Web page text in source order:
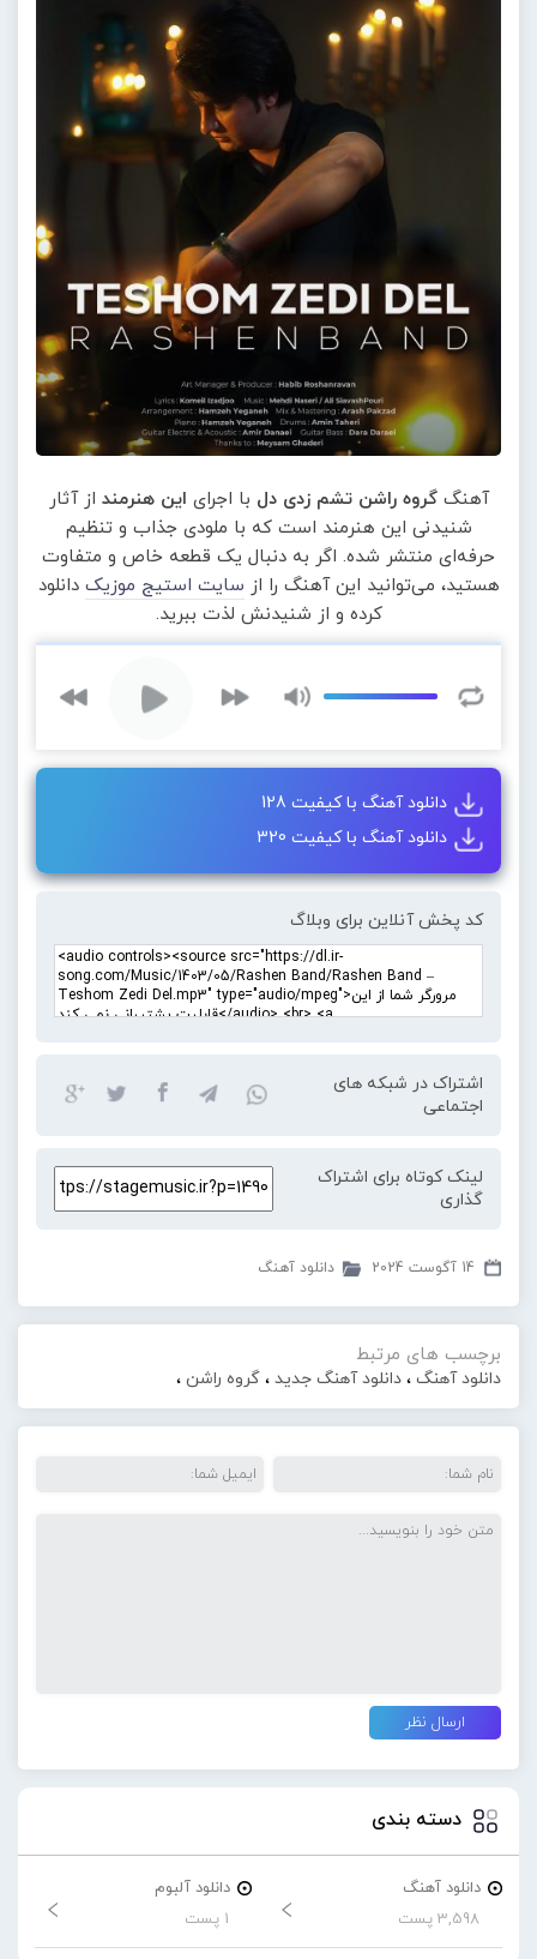
آهنگگروه راشن تشم زدی دل با اجرای این هنرمند از آثار
شنیدنی این هنرمند است که با ملودی جذاب و تنظیم
حرفه‌ای منتشر شده. اگر به دنبال یک قطعه خاص و متفاوت
هستید، می‌توانید این آهنگ را از سایت استیج موزیک دانلود
کرده و از شنیدنش لذت ببرید.
دانلود آهنگ با کیفیت 128
دانلود آهنگ با کیفیت 320
کد پخش آنلاین برای وبلاگ
اشتراک در شبکه های
اجتماعی
لینک کوتاه برای اشتراک
گذاری
14 آگوست 2024 دانلود آهنگ
برچسب های مرتبط
دانلود آهنگ ، دانلود آهنگ جدید ، گروه راشن ،
دسته بندی
دانلود آهنگ
3,598 پست
دانلود آلبوم
1 پست